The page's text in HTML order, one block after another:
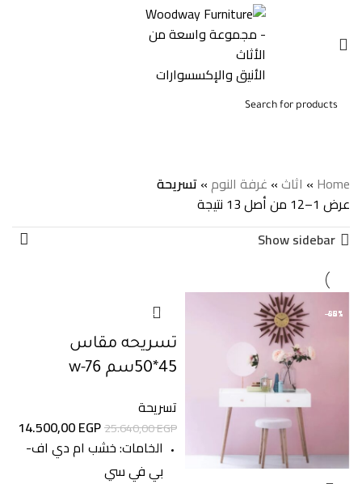
تسريحة
Home
» اثاث» غرفة النوم»تسريحة
عرض 1–12 من أصل 13 نتيجة
Show sidebar
-45%
-43%
تسريحه مقاس
45*50سم w-76
تسريحة
25.640,00EGP
14.500,00EGP
الخامات: خشب ام دي اف-
بي في سي
-44%
-47% -43%
-32% -43%
-45% -45%
-46% -34%
-41%